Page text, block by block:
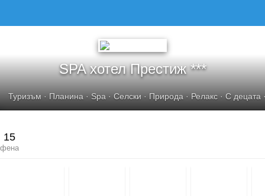
SPA хотел Престиж ***
Туризъм · Планина · Spa · Селски · Природа · Релакс · С децата
15
фена